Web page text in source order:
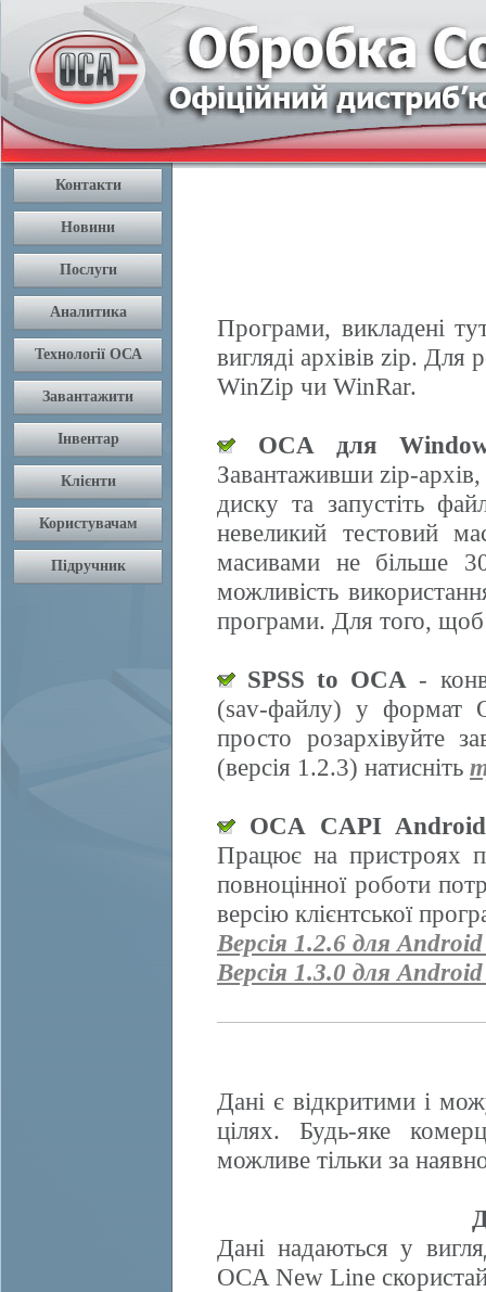
Програми, викладені
вигляді архівів zip. Для
WinZip чи WinRar.
OCA для
Завантаживши zip-
диску та запустіть
невеликий тестовий
масивами не більше
можливість
програми. Для того, щоб
SPSS to OCA -
(sav-файлу) у формат
просто розархівуйте
(версія 1.2.3) натисніть
OCA CAPI Android
Працює на пристроях
повноцінної роботи
версію клієнтської
Версія 1.2.6 для
Версія 1.3.0 для
Дані є відкритими і
цілях. Будь-яке
можливе тільки за
Дані надаються у
OCA New Line